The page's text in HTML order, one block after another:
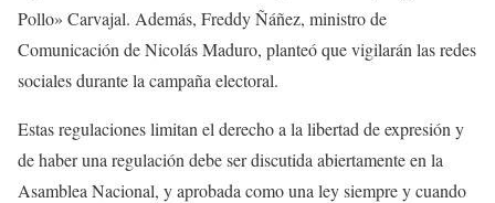
Pollo» Carvajal. Además, Freddy Ñáñez, ministro de
Comunicación de Nicolás Maduro, planteó que vigilarán las redes
sociales durante la campaña electoral.
Estas regulaciones limitan el derecho a la libertad de expresión y
de haber una regulación debe ser discutida abiertamente en la
Asamblea Nacional, y aprobada como una ley siempre y cuando